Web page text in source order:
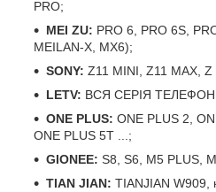
PRO;
MEI ZU: PRO 6, PRO 6S,
MEILAN-X, MX6);
SONY: Z11 MINI, Z11 MAX, Z
LETV: ВСЯ СЕРІЯ
ONE PLUS: ONE PLUS 2,
ONE PLUS 5T ...;
GIONEE: S8, S6, M5 PLUS,
TIAN JIAN: TIANJIAN W909,